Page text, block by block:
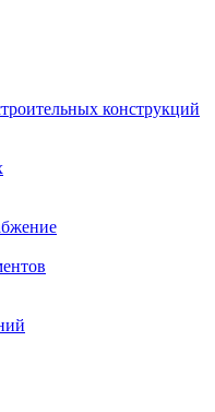
конструкций